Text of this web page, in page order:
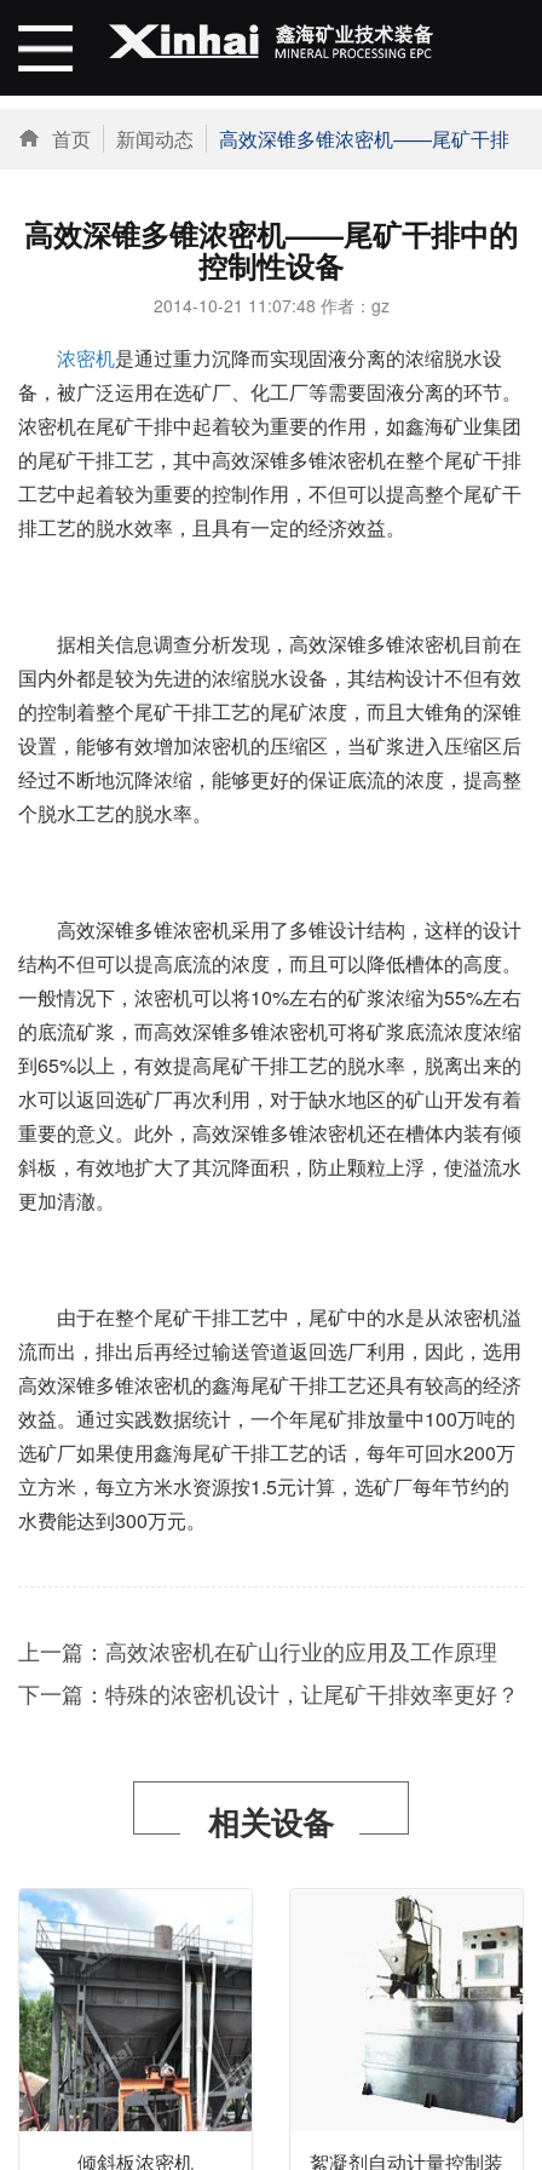
首页 新闻动态 高效深锥多锥浓密机——尾矿干排中的控制性设备
高效深锥多锥浓密机——尾矿干排中的
控制性设备
2014-10-21 11:07:48 作者：gz
浓密机是通过重力沉降而实现固液分离的浓缩脱水设
备，被广泛运用在选矿厂、化工厂等需要固液分离的环节。
浓密机在尾矿干排中起着较为重要的作用，如鑫海矿业集团
的尾矿干排工艺，其中高效深锥多锥浓密机在整个尾矿干排
工艺中起着较为重要的控制作用，不但可以提高整个尾矿干
排工艺的脱水效率，且具有一定的经济效益。
据相关信息调查分析发现，高效深锥多锥浓密机目前在
国内外都是较为先进的浓缩脱水设备，其结构设计不但有效
的控制着整个尾矿干排工艺的尾矿浓度，而且大锥角的深锥
设置，能够有效增加浓密机的压缩区，当矿浆进入压缩区后
经过不断地沉降浓缩，能够更好的保证底流的浓度，提高整
个脱水工艺的脱水率。
高效深锥多锥浓密机采用了多锥设计结构，这样的设计
结构不但可以提高底流的浓度，而且可以降低槽体的高度。
一般情况下，浓密机可以将10%左右的矿浆浓缩为55%左右
的底流矿浆，而高效深锥多锥浓密机可将矿浆底流浓度浓缩
到65%以上，有效提高尾矿干排工艺的脱水率，脱离出来的
水可以返回选矿厂再次利用，对于缺水地区的矿山开发有着
重要的意义。此外，高效深锥多锥浓密机还在槽体内装有倾
斜板，有效地扩大了其沉降面积，防止颗粒上浮，使溢流水
更加清澈。
由于在整个尾矿干排工艺中，尾矿中的水是从浓密机溢
流而出，排出后再经过输送管道返回选厂利用，因此，选用
高效深锥多锥浓密机的鑫海尾矿干排工艺还具有较高的经济
效益。通过实践数据统计，一个年尾矿排放量中100万吨的
选矿厂如果使用鑫海尾矿干排工艺的话，每年可回水200万
立方米，每立方米水资源按1.5元计算，选矿厂每年节约的
水费能达到300万元。
上一篇： 高效浓密机在矿山行业的应用及工作原理
下一篇： 特殊的浓密机设计，让尾矿干排效率更好？
相关设备
倾斜板浓密机 絮凝剂自动计量控制装